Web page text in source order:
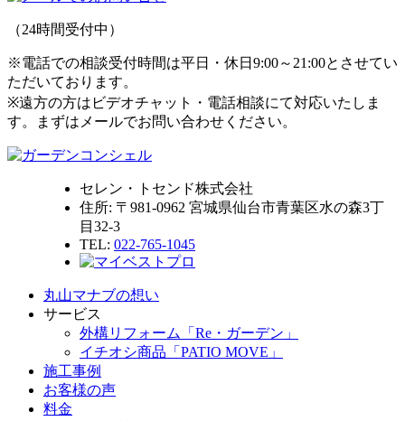
（24時間受付中）
※電話での相談受付時間は平日・休日9:00～21:00とさせてい
ただいております。
※遠方の方はビデオチャット・電話相談にて対応いたしま
す。まずはメールでお問い合わせください。
セレン・トセンド株式会社
住所: 〒981-0962 宮城県仙台市青葉区水の森3丁
目32-3
TEL: 022-765-1045
丸山マナブの想い
サービス
外構リフォーム「Re・ガーデン」
イチオシ商品「PATIO MOVE」
施工事例
お客様の声
料金